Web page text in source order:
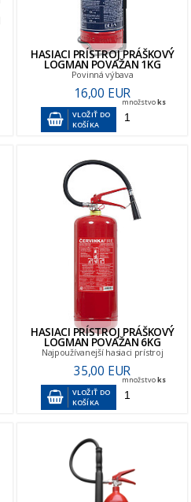
HASIACI PRÍSTROJ PRÁŠKOVÝ
LOGMAN POVAŽAN 1KG
Povinná výbava
16,00 EUR
VLOŽIŤ DO
KOŠÍKA
množstvoks
HASIACI PRÍSTROJ PRÁŠKOVÝ
LOGMAN POVAŽAN 6KG
Najpoužívanejší hasiaci prístroj
35,00 EUR
VLOŽIŤ DO
KOŠÍKA
množstvoks